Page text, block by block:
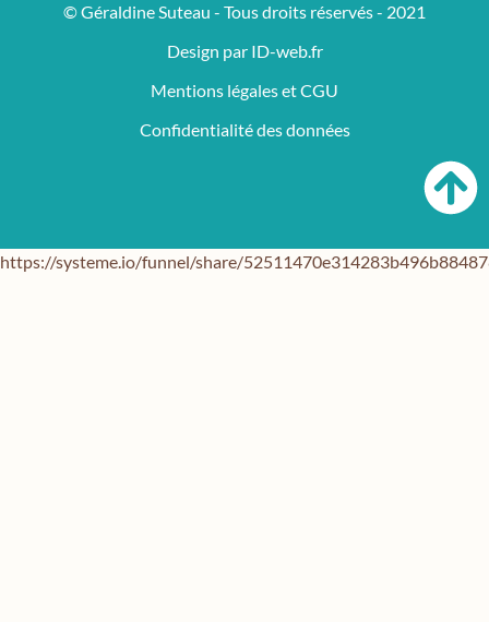
© Géraldine Suteau - Tous droits réservés - 2021
Design par ID-web.fr
Mentions légales et CGU
Confidentialité des données
https://systeme.io/funnel/share/